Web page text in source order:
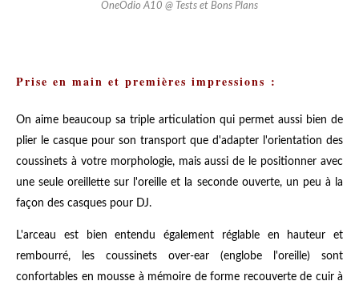
OneOdio A10 @ Tests et Bons Plans
Prise en main et premières impressions :
On aime beaucoup sa triple articulation qui permet aussi bien de
plier le casque pour son transport que d'adapter l'orientation des
coussinets à votre morphologie, mais aussi de le positionner avec
une seule oreillette sur l'oreille et la seconde ouverte, un peu à la
façon des casques pour DJ.
L'arceau est bien entendu également réglable en hauteur et
rembourré, les coussinets over-ear (englobe l'oreille) sont
confortables en mousse à mémoire de forme recouverte de cuir à